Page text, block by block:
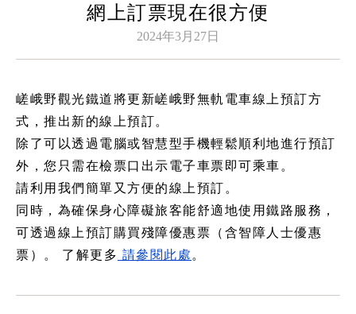
座位
身體障礙人士（無障礙服務）
about Sagano Romantic Train
關於嵯峨野遊覽小火車
什麼是嵯峨野遊覽小火車
旅遊介紹
網上訂票現在很方便
2024年3月27日
嵯峨野觀光鐵道將更新嵯峨野無軌電車線上預訂方
式，推出新的線上預訂。
除了可以透過電腦或智慧型手機輕鬆順利地進行預訂
外，您只需在檢票口出示電子車票即可乘車。
請利用我們簡單又方便的線上預訂。
同時，為確保身心障礙旅客能舒適地使用鐵路服務，
可透過線上預訂購買殘障優惠票（含智障人士優惠
票）。 了解更多 請參閱此處 。